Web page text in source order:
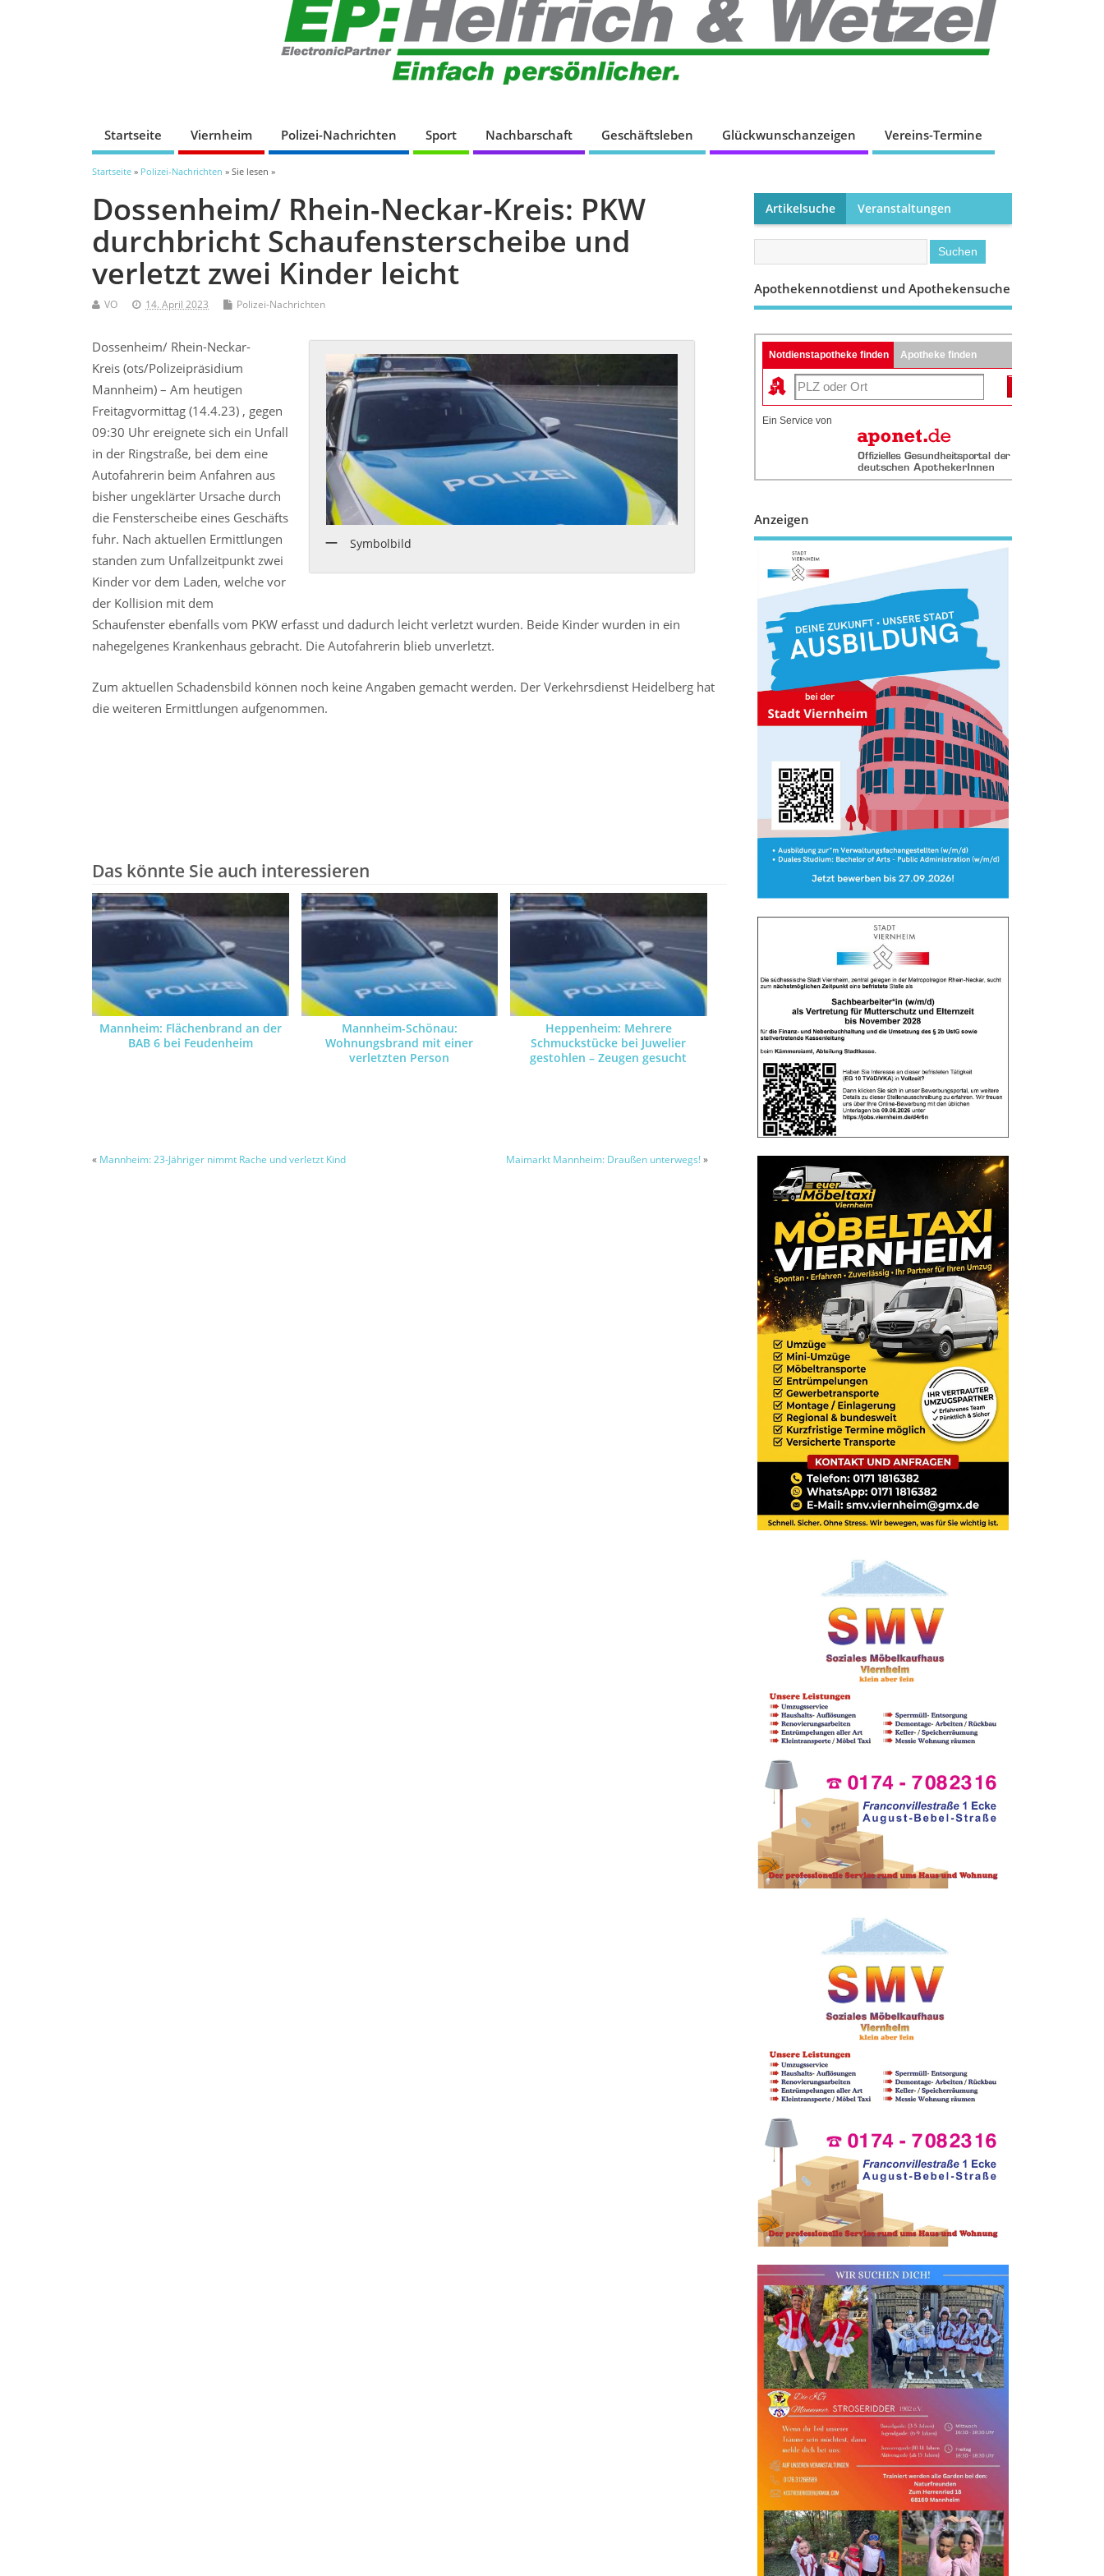
Startseite Viernheim Polizei-Nachrichten Sport Nachbarschaft Geschäftsleben Glückwunschanzeigen Vereins-Termine
Startseite » Polizei-Nachrichten » Sie lesen »
Dossenheim/ Rhein-Neckar-Kreis: PKW
durchbricht Schaufensterscheibe und
verletzt zwei Kinder leicht
VO 14. April 2023 Polizei-Nachrichten
Symbolbild
Dossenheim/ Rhein-Neckar-
Kreis (ots/Polizeipräsidium
Mannheim) – Am heutigen
Freitagvormittag (14.4.23) , gegen
09:30 Uhr ereignete sich ein Unfall
in der Ringstraße, bei dem eine
Autofahrerin beim Anfahren aus
bisher ungeklärter Ursache durch
die Fensterscheibe eines Geschäfts
fuhr. Nach aktuellen Ermittlungen
standen zum Unfallzeitpunkt zwei
Kinder vor dem Laden, welche vor
der Kollision mit dem
Schaufenster ebenfalls vom PKW erfasst und dadurch leicht verletzt wurden. Beide Kinder wurden in ein
nahegelgenes Krankenhaus gebracht. Die Autofahrerin blieb unverletzt.
Zum aktuellen Schadensbild können noch keine Angaben gemacht werden. Der Verkehrsdienst Heidelberg hat
die weiteren Ermittlungen aufgenommen.
Das könnte Sie auch interessieren
Mannheim: Flächenbrand an der
BAB 6 bei Feudenheim
Mannheim-Schönau:
Wohnungsbrand mit einer
verletzten Person
Heppenheim: Mehrere
Schmuckstücke bei Juwelier
gestohlen – Zeugen gesucht
« Mannheim: 23-Jähriger nimmt Rache und verletzt Kind Maimarkt Mannheim: Draußen unterwegs!»
Artikelsuche Veranstaltungen
Apothekennotdienst und Apothekensuche
Notdienstapotheke finden Apotheke finden
Ein Service von
Anzeigen